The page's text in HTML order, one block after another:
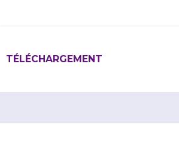
TÉLÉCHARGEMENT